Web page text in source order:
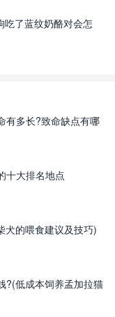
吃了蓝纹奶酪对会怎
有多长?致命缺点有哪
十大排名地点
犬的喂食建议及技巧)
?(低成本饲养孟加拉猫